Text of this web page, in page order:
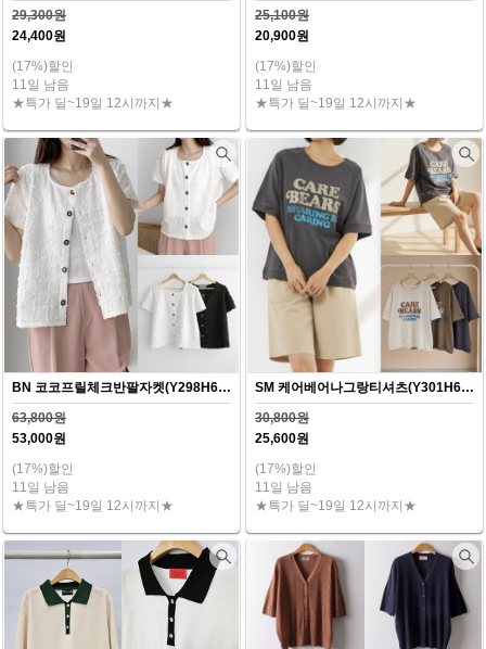
29,300원
24,400원
(17%)할인
11일 남음
★특가 딜~19일 12시까지★
25,100원
20,900원
(17%)할인
11일 남음
★특가 딜~19일 12시까지★
BN 코코프릴체크반팔자켓(Y298H607)
63,800원
53,000원
(17%)할인
11일 남음
★특가 딜~19일 12시까지★
SM 케어베어나그랑티셔츠(Y301H607)
30,800원
25,600원
(17%)할인
11일 남음
★특가 딜~19일 12시까지★